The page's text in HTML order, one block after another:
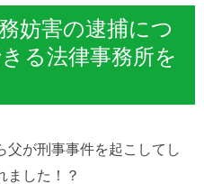
妨害の逮捕につ
る法律事務所を
父が刑事事件を起こしてし
ました！？